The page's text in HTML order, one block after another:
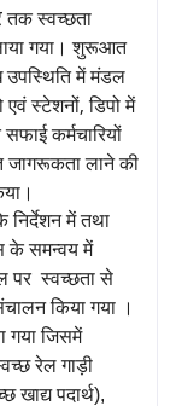
तक स्वच्छता
गया।शुरूआत
उपस्थिति में मंडल
एवं स्टेशनों, डिपो में
कर्मचारियों
जागरूकता लाने की
में तथा
के समन्वय में
पर स्वच्छता से
किया गया ।
गया जिसमें
रेल गाड़ी
खाद्य पदार्थ),